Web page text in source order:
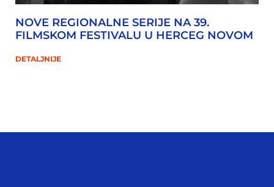
NOVE REGIONALNE SERIJE NA 39.
FILMSKOM FESTIVALU U HERCEG NOVOM
DETALJNIJE